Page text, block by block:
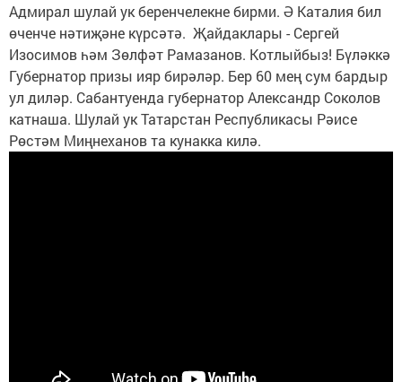
Адмирал шулай ук беренчелекне бирми. Ә Каталия бил
өченче нәтиҗәне күрсәтә. Җайдаклары - Сергей
Изосимов һәм Зөлфәт Рамазанов. Котлыйбыз! Бүләккә
Губернатор призы ияр бирәләр. Бер 60 мең сум бардыр
ул диләр. Сабантуенда губернатор Александр Соколов
катнаша. Шулай ук Татарстан Республикасы Рәисе
Рөстәм Миңнеханов та кунакка килә.